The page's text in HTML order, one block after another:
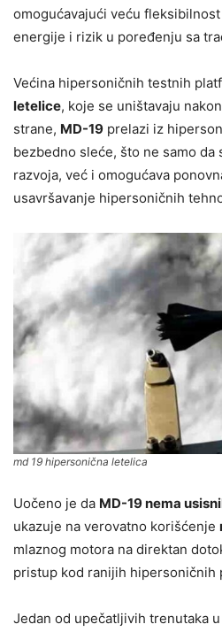
omogućavajući veću
energije i rizik u poređenju sa
Većina hipersoničnih testnih
letelice, koje se uništavaju
strane, MD-19 prelazi iz
bezbedno sleće, što ne samo da
razvoja, već i omogućava
usavršavanje hipersoničnih
md 19 hipersonična letelica
Uočeno je da MD-19 nema
ukazuje na verovatno korišćenje
mlaznog motora na direktan
pristup kod ranijih hipersoničnih
Jedan od upečatljivih trenutaka